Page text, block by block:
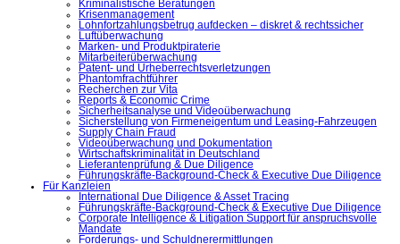
Kriminalistische Beratungen
Krisenmanagement
Lohnfortzahlungsbetrug aufdecken – diskret & rechtssicher
Luftüberwachung
Marken- und Produktpiraterie
Mitarbeiterüberwachung
Patent- und Urheberrechtsverletzungen
Phantomfrachtführer
Recherchen zur Vita
Reports & Economic Crime
Sicherheitsanalyse und Videoüberwachung
Sicherstellung von Firmeneigentum und Leasing-Fahrzeugen
Supply Chain Fraud
Videoüberwachung und Dokumentation
Wirtschaftskriminalität in Deutschland
Lieferantenprüfung & Due Diligence
Führungskräfte-Background-Check & Executive Due Diligence
Für Kanzleien
International Due Diligence & Asset Tracing
Führungskräfte-Background-Check & Executive Due Diligence
Corporate Intelligence & Litigation Support für anspruchsvolle
Mandate
Forderungs- und Schuldnerermittlungen